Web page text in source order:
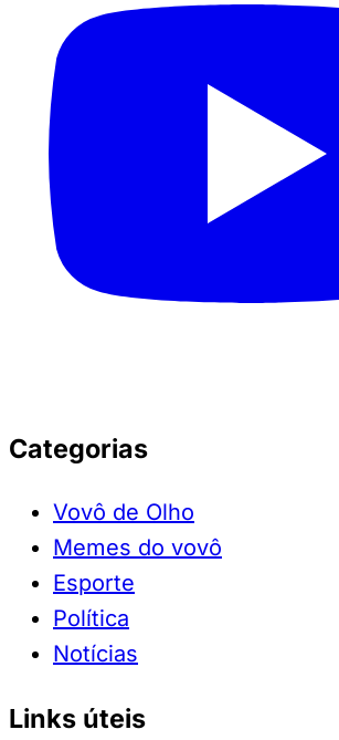
Categorias
Vovô de Olho
Memes do vovô
Esporte
Política
Notícias
Links úteis